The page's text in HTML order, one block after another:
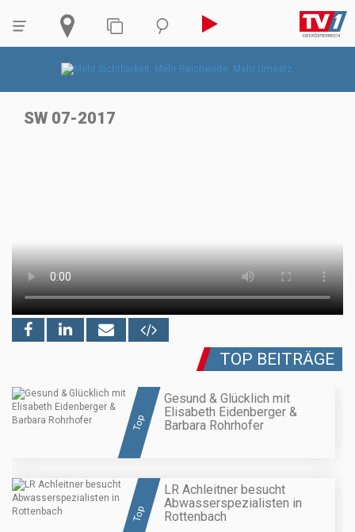
SW 07-2017
TOP BEITRÄGE
Top
Gesund & Glücklich mit
Elisabeth Eidenberger &
Barbara Rohrhofer
Top
LR Achleitner besucht
Abwasserspezialisten in
Rottenbach